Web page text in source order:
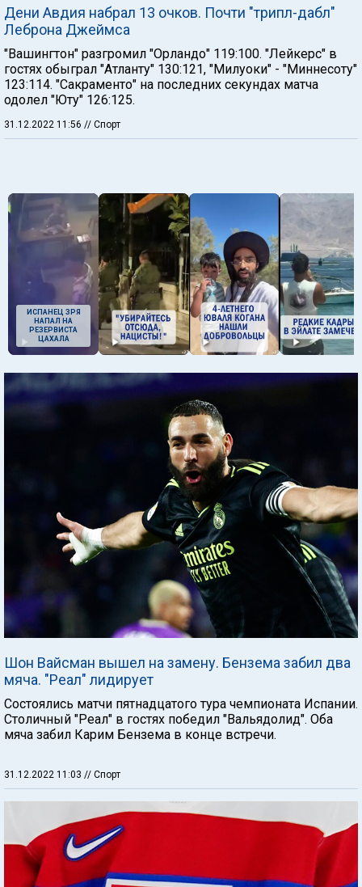
Дени Авдия набрал 13 очков. Почти "трипл-дабл"
Леброна Джеймса
"Вашингтон" разгромил "Орландо" 119:100. "Лейкерс" в
гостях обыграл "Атланту" 130:121, "Милуоки" - "Миннесоту"
123:114. "Сакраменто" на последних секундах матча
одолел "Юту" 126:125.
31.12.2022 11:56 // Спорт
ИСПАНЕЦ ЗРЯ
НАПАЛ НА
РЕЗЕРВИСТА
ЦАХАЛА
Шон Вайсман вышел на замену. Бензема забил два
мяча. "Реал" лидирует
Состоялись матчи пятнадцатого тура чемпионата Испании.
Столичный "Реал" в гостях победил "Вальядолид". Оба
мяча забил Карим Бензема в конце встречи.
31.12.2022 11:03 // Спорт